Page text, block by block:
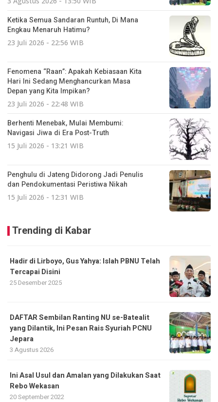
Ketika Semua Sandaran Runtuh, Di Mana
Engkau Menaruh Hatimu?
23 Juli 2026 - 22:56 WIB
Fenomena “Raan”: Apakah Kebiasaan Kita
Hari Ini Sedang Menghancurkan Masa
Depan yang Kita Impikan?
23 Juli 2026 - 22:48 WIB
Berhenti Menebak, Mulai Membumi:
Navigasi Jiwa di Era Post-Truth
15 Juli 2026 - 13:21 WIB
Penghulu di Jateng Didorong Jadi Penulis
dan Pendokumentasi Peristiwa Nikah
15 Juli 2026 - 12:31 WIB
Trending di Kabar
Hadir di Lirboyo, Gus Yahya: Islah PBNU Telah
Tercapai Disini
25 Desember 2025
DAFTAR Sembilan Ranting NU se-Batealit
yang Dilantik, Ini Pesan Rais Syuriah PCNU
Jepara
3 Agustus 2026
Ini Asal Usul dan Amalan yang Dilakukan Saat
Rebo Wekasan
20 September 2022